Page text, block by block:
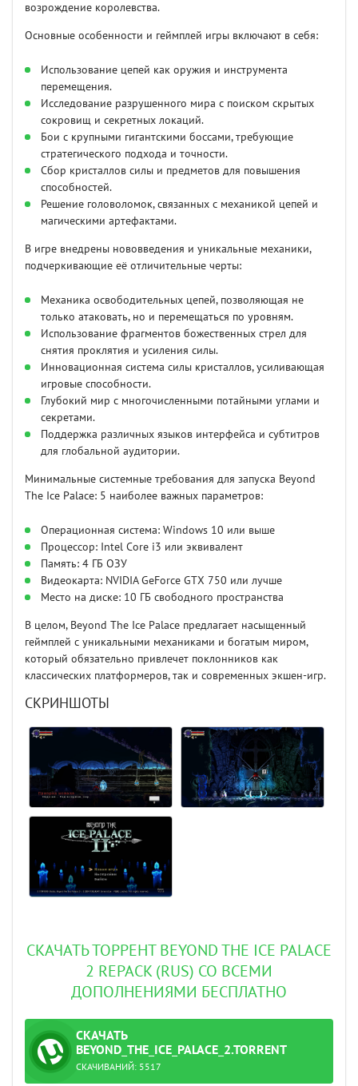
возрождение королевства.
Основные особенности и геймплей игры включают в себя:
Использование цепей как оружия и инструмента
перемещения.
Исследование разрушенного мира с поиском скрытых
сокровищ и секретных локаций.
Бои с крупными гигантскими боссами, требующие
стратегического подхода и точности.
Сбор кристаллов силы и предметов для повышения
способностей.
Решение головоломок, связанных с механикой цепей и
магическими артефактами.
В игре внедрены нововведения и уникальные механики,
подчеркивающие её отличительные черты:
Механика освободительных цепей, позволяющая не
только атаковать, но и перемещаться по уровням.
Использование фрагментов божественных стрел для
снятия проклятия и усиления силы.
Инновационная система силы кристаллов, усиливающая
игровые способности.
Глубокий мир с многочисленными потайными углами и
секретами.
Поддержка различных языков интерфейса и субтитров
для глобальной аудитории.
Минимальные системные требования для запуска Beyond
The Ice Palace: 5 наиболее важных параметров:
Операционная система: Windows 10 или выше
Процессор: Intel Core i3 или эквивалент
Память: 4 ГБ ОЗУ
Видеокарта: NVIDIA GeForce GTX 750 или лучше
Место на диске: 10 ГБ свободного пространства
В целом, Beyond The Ice Palace предлагает насыщенный
геймплей с уникальными механиками и богатым миром,
который обязательно привлечет поклонников как
классических платформеров, так и современных экшен-игр.
СКРИНШОТЫ
СКАЧАТЬ ТОРРЕНТ BEYOND THE ICE PALACE
2 REPACK (RUS) СО ВСЕМИ
ДОПОЛНЕНИЯМИ БЕСПЛАТНО
СКАЧАТЬ
ТОРРЕНТBEYOND_THE_ICE_PALACE_2.TORRENT
СКАЧИВАНИЙ: 5517